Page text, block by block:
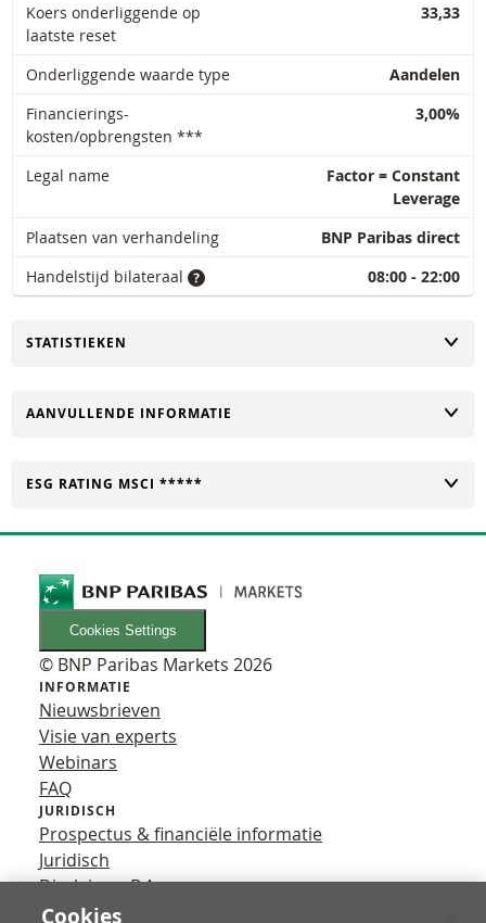
Koers onderliggende op
laatste reset
33,33
Onderliggende waarde type
Aandelen
Financierings-
kosten/opbrengsten ***
3,00%
Legal name
Factor = Constant
Leverage
Plaatsen van verhandeling
BNP Paribas direct
Handelstijd bilateraal
08:00 - 22:00
TOGGLE
STATISTIEKEN
TOGGLE
AANVULLENDE INFORMATIE
TOGGLE
ESG RATING MSCI *****
Cookies Settings
© BNP Paribas Markets 2026
INFORMATIE
Nieuwsbrieven
Visie van experts
Webinars
FAQ
JURIDISCH
Prospectus & financiële informatie
Juridisch
Disclaimer B.A.
Privacy
Cookies